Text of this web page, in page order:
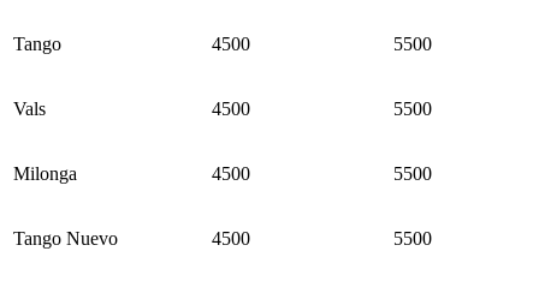
Tango 4500 5500
Vals 4500 5500
Milonga 4500 5500
Tango Nuevo 4500 5500